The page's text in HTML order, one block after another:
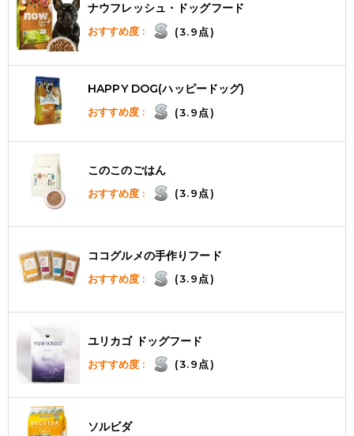
ナウフレッシュ・ドッグフード
おすすめ度 : (3.9点)
HAPPY DOG(ハッピードッグ)
おすすめ度 : (3.9点)
このこのごはん
おすすめ度 : (3.9点)
ココグルメの手作りフード
おすすめ度 : (3.9点)
ユリカゴ ドッグフード
おすすめ度 : (3.9点)
ソルビダ